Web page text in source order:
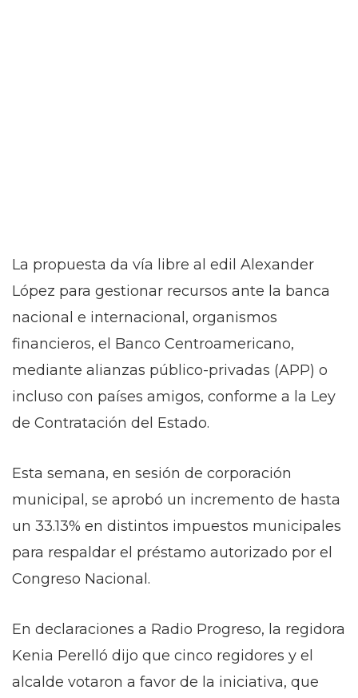
La propuesta da vía libre al edil Alexander
López para gestionar recursos ante la banca
nacional e internacional, organismos
financieros, el Banco Centroamericano,
mediante alianzas público-privadas (APP) o
incluso con países amigos, conforme a la Ley
de Contratación del Estado.
Esta semana, en sesión de corporación
municipal, se aprobó un incremento de hasta
un 33.13% en distintos impuestos municipales
para respaldar el préstamo autorizado por el
Congreso Nacional.
En declaraciones a Radio Progreso, la regidora
Kenia Perelló dijo que cinco regidores y el
alcalde votaron a favor de la iniciativa, que